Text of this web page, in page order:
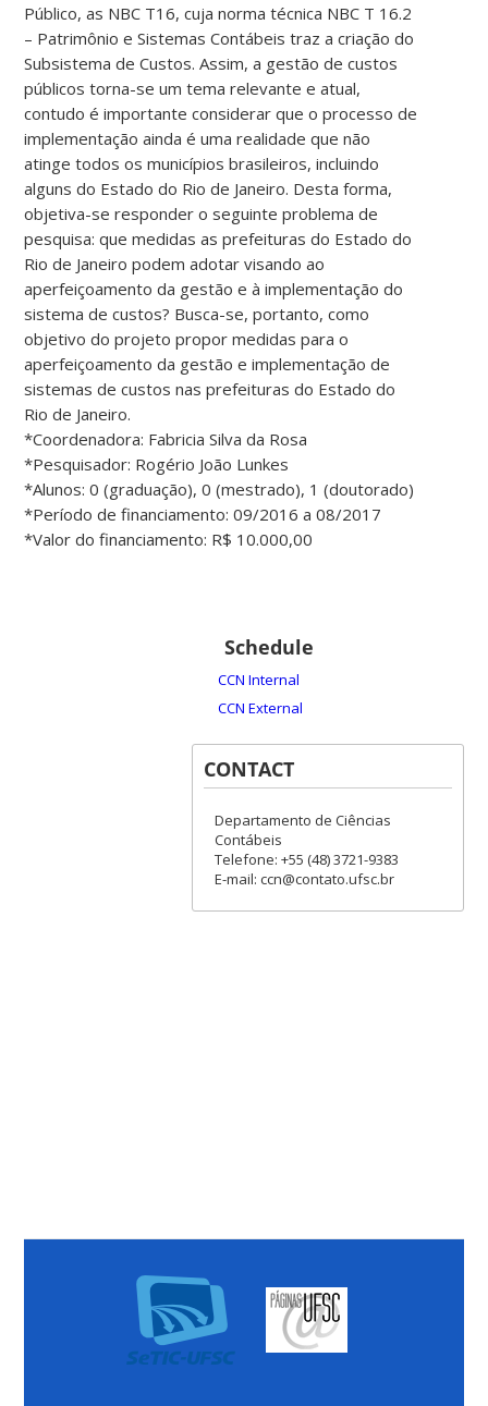
Público, as NBC T16, cuja norma técnica NBC T 16.2
– Patrimônio e Sistemas Contábeis traz a criação do
Subsistema de Custos. Assim, a gestão de custos
públicos torna-se um tema relevante e atual,
contudo é importante considerar que o processo de
implementação ainda é uma realidade que não
atinge todos os municípios brasileiros, incluindo
alguns do Estado do Rio de Janeiro. Desta forma,
objetiva-se responder o seguinte problema de
pesquisa: que medidas as prefeituras do Estado do
Rio de Janeiro podem adotar visando ao
aperfeiçoamento da gestão e à implementação do
sistema de custos? Busca-se, portanto, como
objetivo do projeto propor medidas para o
aperfeiçoamento da gestão e implementação de
sistemas de custos nas prefeituras do Estado do
Rio de Janeiro.
*Coordenadora: Fabricia Silva da Rosa
*Pesquisador: Rogério João Lunkes
*Alunos: 0 (graduação), 0 (mestrado), 1 (doutorado)
*Período de financiamento: 09/2016 a 08/2017
*Valor do financiamento: R$ 10.000,00
Schedule
CCN Internal
CCN External
CONTACT
Departamento de Ciências
Contábeis
Telefone: +55 (48) 3721-9383
E-mail: ccn@contato.ufsc.br